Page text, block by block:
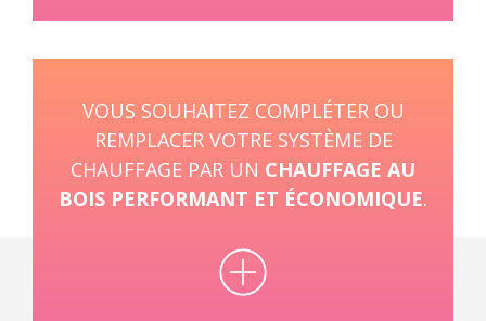
VOUS SOUHAITEZ COMPLÉTER OU
REMPLACER VOTRE SYSTÈME DE
CHAUFFAGE PAR UN CHAUFFAGE AU
BOIS PERFORMANT ET ÉCONOMIQUE.